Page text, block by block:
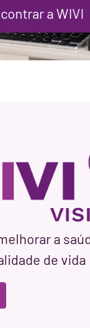
a WIVI
a
de vida